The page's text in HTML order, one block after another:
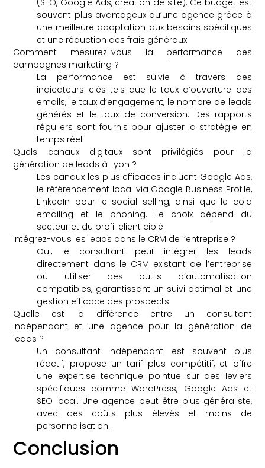
souvent plus avantageux qu’une agence grâce à
une meilleure adaptation aux besoins spécifiques
et une réduction des frais généraux.
Comment mesurez-vous la performance des
campagnes marketing ?
La performance est suivie à travers des
indicateurs clés tels que le taux d’ouverture des
emails, le taux d’engagement, le nombre de leads
générés et le taux de conversion. Des rapports
réguliers sont fournis pour ajuster la stratégie en
temps réel.
Quels canaux digitaux sont privilégiés pour la
génération de leads à Lyon ?
Les canaux les plus efficaces incluent Google Ads,
le référencement local via Google Business Profile,
LinkedIn pour le social selling, ainsi que le cold
emailing et le phoning. Le choix dépend du
secteur et du profil client ciblé.
Intégrez-vous les leads dans le CRM de l’entreprise ?
Oui, le consultant peut intégrer les leads
directement dans le CRM existant de l’entreprise
ou utiliser des outils d’automatisation
compatibles, garantissant un suivi optimal et une
gestion efficace des prospects.
Quelle est la différence entre un consultant
indépendant et une agence pour la génération de
leads ?
Un consultant indépendant est souvent plus
réactif, propose un tarif plus compétitif, et offre
une expertise technique pointue sur des leviers
spécifiques comme WordPress, Google Ads et
SEO local. Une agence peut être plus généraliste,
avec des coûts plus élevés et moins de
personnalisation.
Conclusion